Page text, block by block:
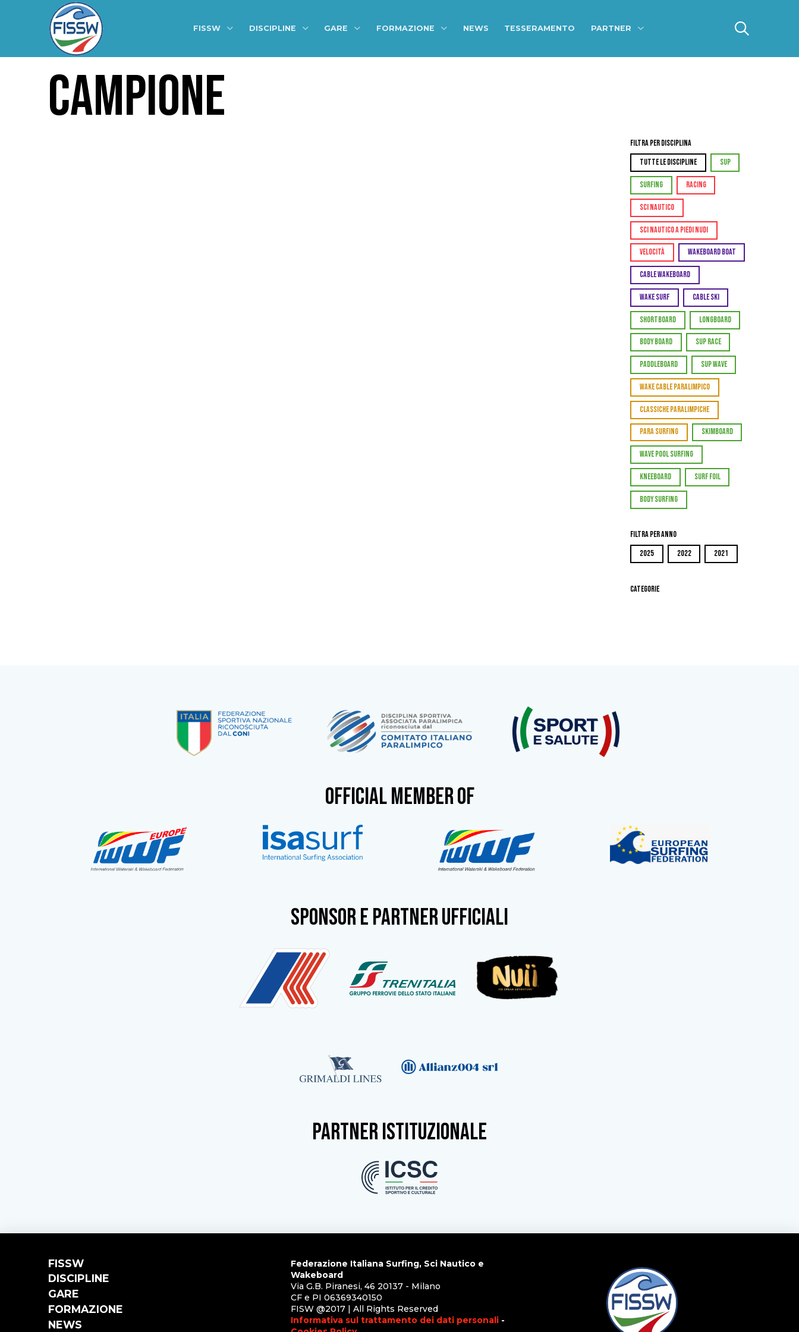
FISSW DISCIPLINE GARE FORMAZIONE NEWS TESSERAMENTO PARTNER
CAMPIONE
Filtra per Disciplina
TUTTE LE DISCIPLINE
SUP
SURFING RACING
SCI NAUTICO
SCI NAUTICO A PIEDI NUDI
VELOCITÀ WAKEBOARD BOAT
CABLE WAKEBOARD
WAKE SURF CABLE SKI
SHORTBOARD LONGBOARD
BODY BOARD SUP RACE
PADDLEBOARD SUP WAVE
WAKE CABLE PARALIMPICO
CLASSICHE PARALIMPICHE
PARA SURFING SKIMBOARD
WAVE POOL SURFING
KNEEBOARD SURF FOIL
BODY SURFING
Filtra per Anno
2025
2022 2021
Categorie
OFFICIAL MEMBER OF
SPONSOR e partner ufficiali
partner istituzionale
FISSW
DISCIPLINE
GARE
FORMAZIONE
NEWS
Federazione Italiana Surfing, Sci Nautico e
Wakeboard
Via G.B. Piranesi, 46 20137 - Milano
CF e PI 06369340150
FISW @2017 | All Rights Reserved
Informativa sul trattamento dei dati personali-